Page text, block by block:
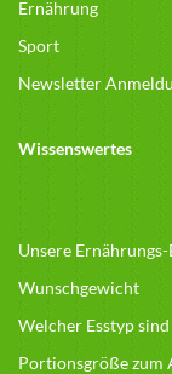
Ernährung
Sport
Newsletter
Wissenswertes
Unsere
Wunschgewicht
Welcher Esstyp sind
Portionsgröße zum